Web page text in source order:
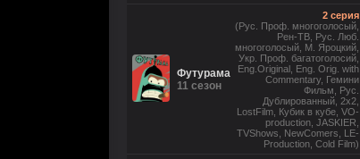
Футурама
11 сезон
2 серия
(Рус. Проф. многоголосый,
Рен-ТВ, Рус. Люб.
многоголосый, М. Яроцкий,
Укр. Проф. багатоголосий,
Eng.Original, Eng. Orig. with
Commentary, Гемини
Фильм, Рус.
Дублированный, 2x2,
LostFilm, Кубик в кубе, VO-
production, JASKIER,
TVShows, NewComers, LE-
Production, Cold Film)